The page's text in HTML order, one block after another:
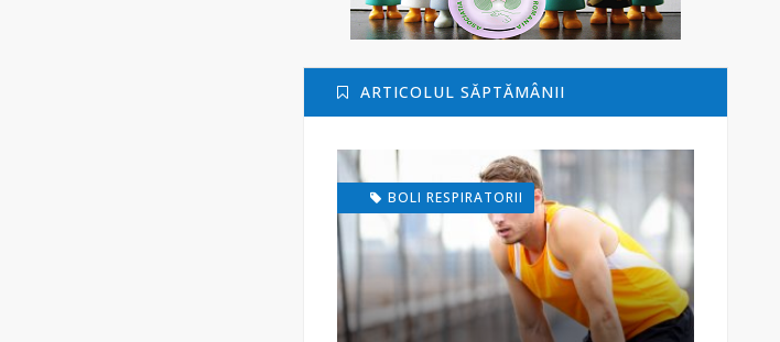
ARTICOLUL SĂPTĂMÂNII
BOLI RESPIRATORII